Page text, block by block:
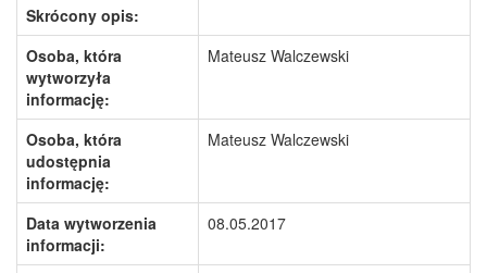
Skrócony opis:
Osoba, która
wytworzyła
informację:
Mateusz Walczewski
Osoba, która
udostępnia
informację:
Mateusz Walczewski
Data wytworzenia
informacji:
08.05.2017